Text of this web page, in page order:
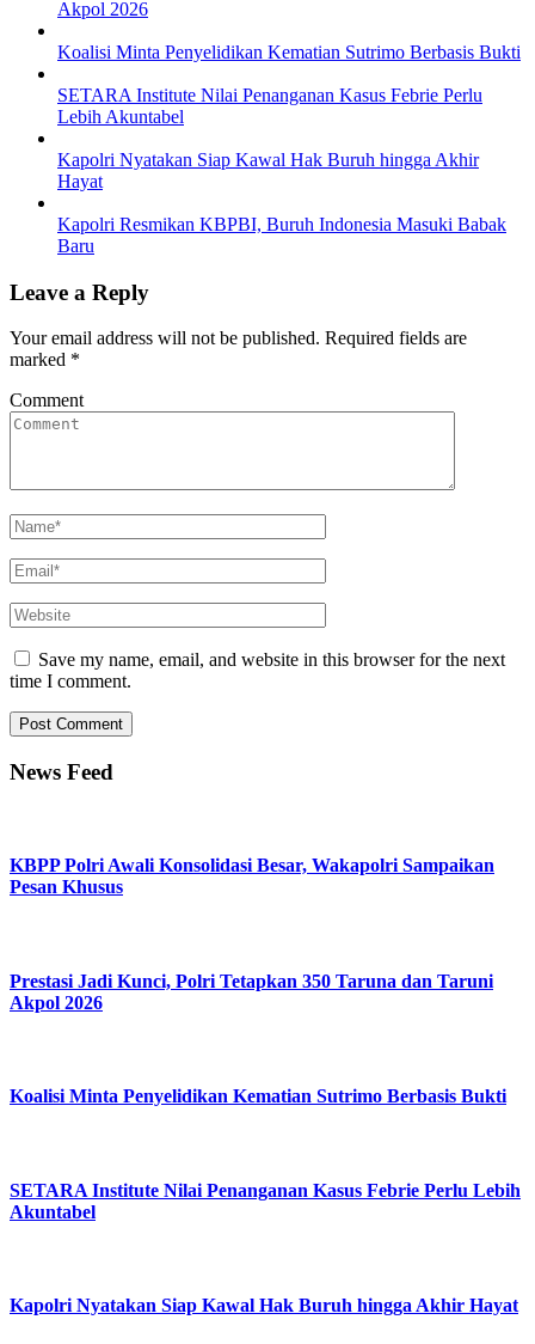
Akpol 2026
Koalisi Minta Penyelidikan Kematian Sutrimo Berbasis Bukti
SETARA Institute Nilai Penanganan Kasus Febrie Perlu
Lebih Akuntabel
Kapolri Nyatakan Siap Kawal Hak Buruh hingga Akhir
Hayat
Kapolri Resmikan KBPBI, Buruh Indonesia Masuki Babak
Baru
Leave a Reply
Your email address will not be published. Required fields are
marked *
Comment
Save my name, email, and website in this browser for the next
time I comment.
News Feed
KBPP Polri Awali Konsolidasi Besar, Wakapolri Sampaikan
Pesan Khusus
Prestasi Jadi Kunci, Polri Tetapkan 350 Taruna dan Taruni
Akpol 2026
Koalisi Minta Penyelidikan Kematian Sutrimo Berbasis Bukti
SETARA Institute Nilai Penanganan Kasus Febrie Perlu Lebih
Akuntabel
Kapolri Nyatakan Siap Kawal Hak Buruh hingga Akhir Hayat